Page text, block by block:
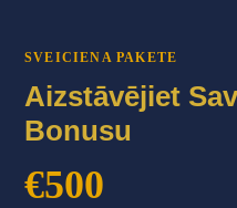
SVEICIENA PAKETE
Aizstāvējiet
Bonusu
€500